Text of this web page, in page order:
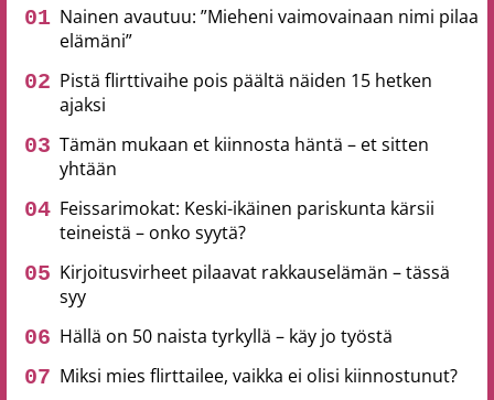
Nainen avautuu: ”Mieheni vaimovainaan nimi pilaa
elämäni”
Pistä flirttivaihe pois päältä näiden 15 hetken
ajaksi
Tämän mukaan et kiinnosta häntä – et sitten
yhtään
Feissarimokat: Keski-ikäinen pariskunta kärsii
teineistä – onko syytä?
Kirjoitusvirheet pilaavat rakkauselämän – tässä
syy
Hällä on 50 naista tyrkyllä – käy jo työstä
Miksi mies flirttailee, vaikka ei olisi kiinnostunut?